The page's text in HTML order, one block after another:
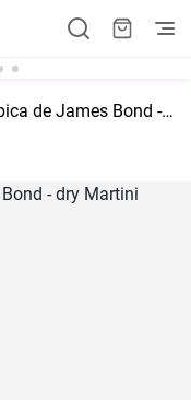
La bebida original y típica de James Bond - dry Martini